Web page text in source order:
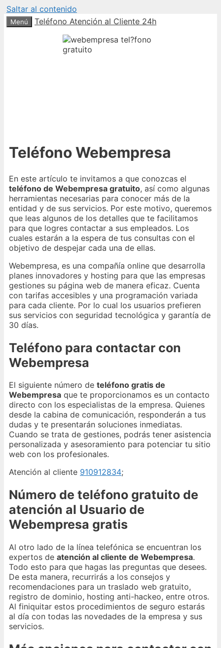
Saltar al contenido
Menú Teléfono Atención al Cliente 24h
Teléfono Webempresa
En este artículo te invitamos a que conozcas el
teléfono de Webempresa gratuito, así como algunas
herramientas necesarias para conocer más de la
entidad y de sus servicios. Por este motivo, queremos
que leas algunos de los detalles que te facilitamos
para que logres contactar a sus empleados. Los
cuales estarán a la espera de tus consultas con el
objetivo de despejar cada una de ellas.
Webempresa, es una compañía online que desarrolla
planes innovadores y hosting para que las empresas
gestiones su página web de manera eficaz. Cuenta
con tarifas accesibles y una programación variada
para cada cliente. Por lo cual los usuarios prefieren
sus servicios con seguridad tecnológica y garantía de
30 días.
Teléfono para contactar con
Webempresa
El siguiente número de teléfono gratis de
Webempresa que te proporcionamos es un contacto
directo con los especialistas de la empresa. Quienes
desde la cabina de comunicación, responderán a tus
dudas y te presentarán soluciones inmediatas.
Cuando se trata de gestiones, podrás tener asistencia
personalizada y asesoramiento para potenciar tu sitio
web con los profesionales.
Atención al cliente 910912834;
Número de teléfono gratuito de
atención al Usuario de
Webempresa gratis
Al otro lado de la línea telefónica se encuentran los
expertos de atención al cliente de Webempresa.
Todo esto para que hagas las preguntas que desees.
De esta manera, recurrirás a los consejos y
recomendaciones para un traslado web gratuito,
registro de dominio, hosting anti-hackeo, entre otros.
Al finiquitar estos procedimientos de seguro estarás
al día con todas las novedades de la empresa y sus
servicios.